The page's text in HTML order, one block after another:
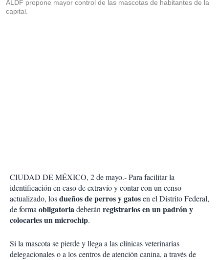
ALDF propone mayor control de las mascotas de habitantes de la
capital.
CIUDAD DE MÉXICO, 2 de mayo.- Para facilitar la
identificación en caso de extravío y contar con un censo
actualizado, losdueños de perros y gatosen el Distrito Federal,
de formaobligatoriadeberánregistrarlos en un padrón y
colocarles un microchip.
Si la mascota se pierde y llega a las clínicas veterinarias
delegacionales o a los centros de atención canina, a través de